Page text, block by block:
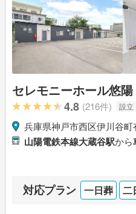
セレモニーホール悠陽
4.8 (216件) 設立
兵庫県神戸市西区伊川谷町
山陽電鉄本線大蔵谷駅から
対応プラン 一日葬 二